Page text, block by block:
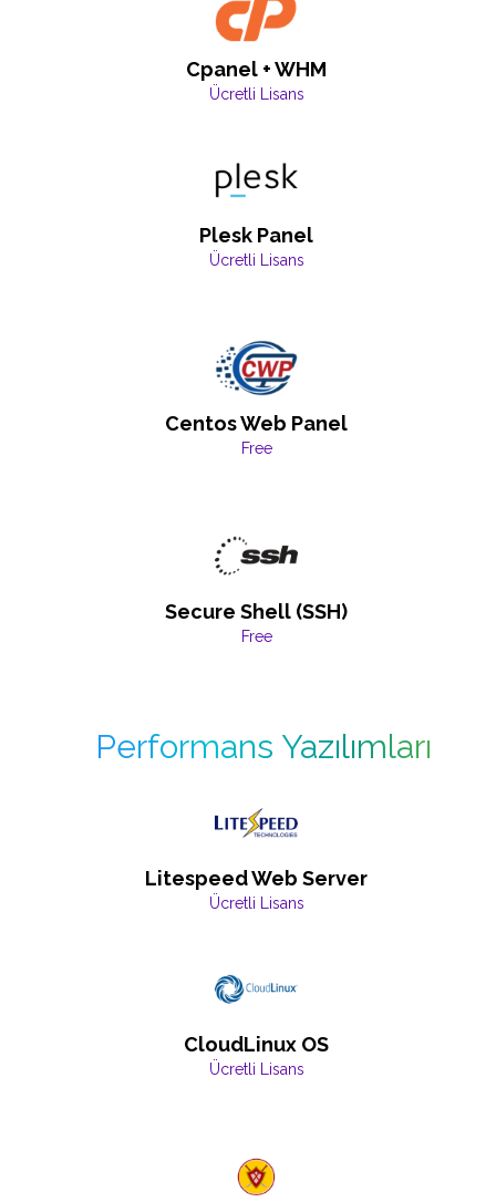
Cpanel + WHM
Ücretli Lisans
Plesk Panel
Ücretli Lisans
Centos Web Panel
Free
Secure Shell (SSH)
Free
Performans Yazılımları
Litespeed Web Server
Ücretli Lisans
CloudLinux OS
Ücretli Lisans